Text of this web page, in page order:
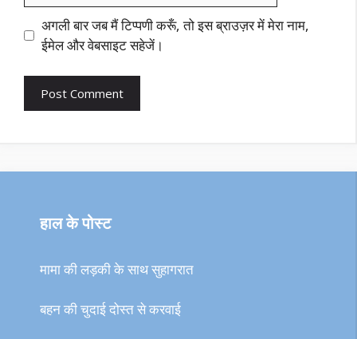
अगली बार जब मैं टिप्पणी करूँ, तो इस ब्राउज़र में मेरा नाम,
ईमेल और वेबसाइट सहेजें।
हाल के पोस्ट
मामा की लड़की के साथ सुहागरात
बहन की चुदाई दोस्त से करवाई